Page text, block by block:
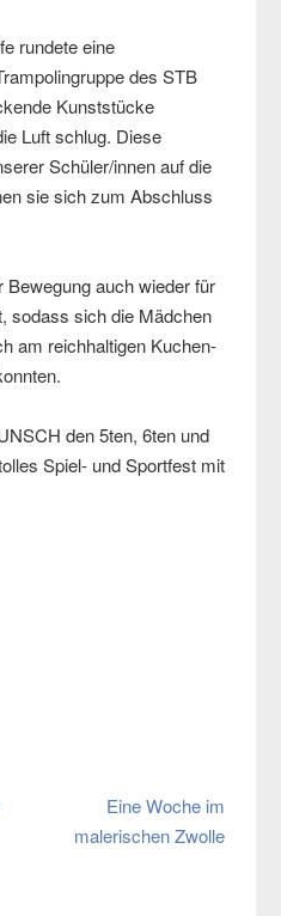
rundete eine
des STB
Kunststücke
Luft schlug. Diese
Schüler/innen auf die
sie sich zum Abschluss
Bewegung auch wieder für
sodass sich die Mädchen
am reichhaltigen Kuchen-
den 5ten, 6ten und
Spiel- und Sportfest mit
Eine Woche im
malerischen Zwolle